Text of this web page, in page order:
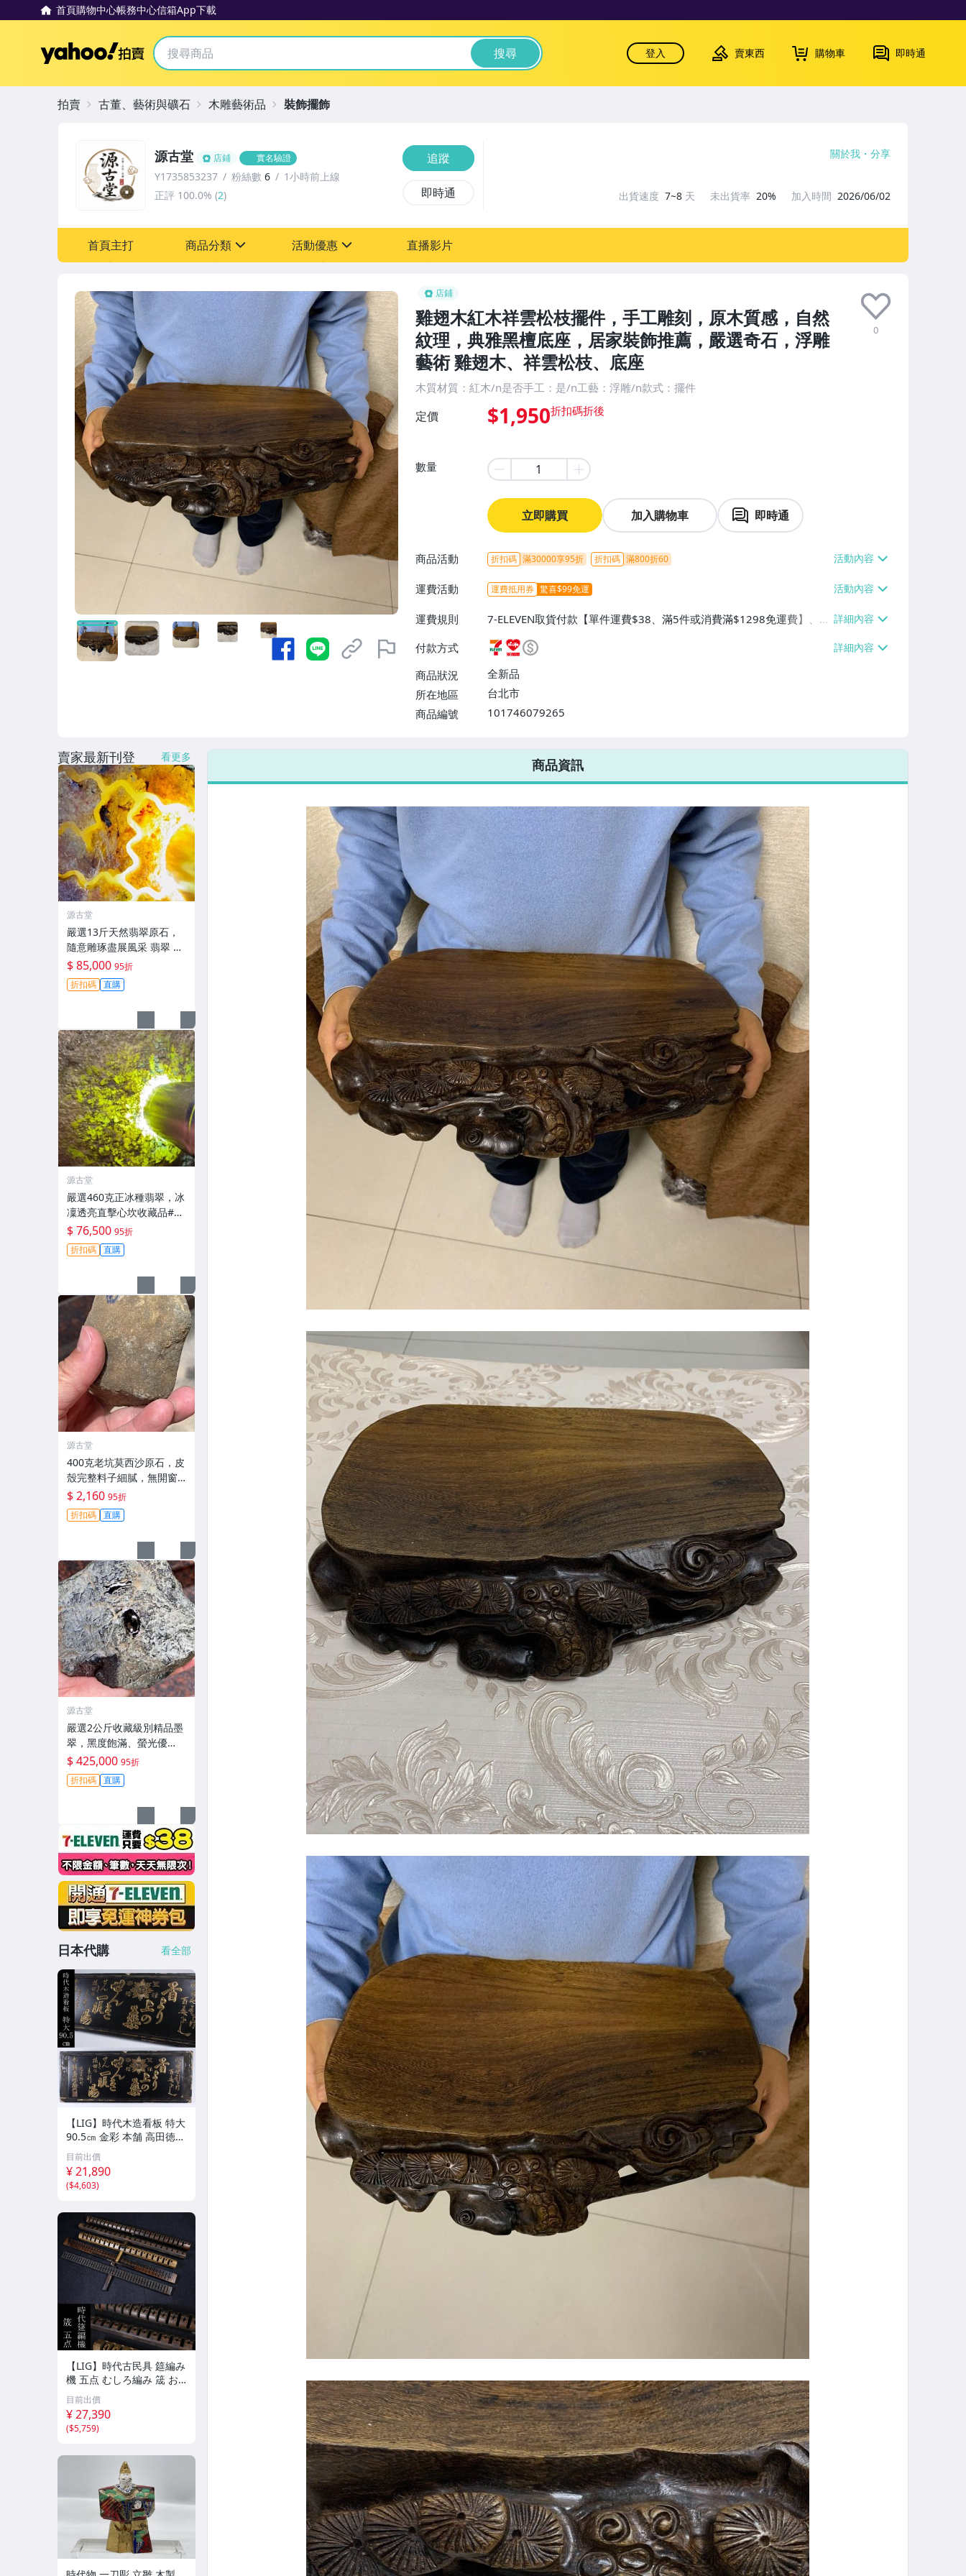
首頁購物中心帳務中心信箱App下載
Yahoo拍賣 搜尋 登入 賣東西 購物車 即時通
店鋪
雞翅木紅木祥雲松枝擺件，手工雕刻，原木質感，自然
紋理，典雅黑檀底座，居家裝飾推薦，嚴選奇石，浮雕
藝術 雞翅木、祥雲松枝、底座
0
木質材質：紅木/n是否手工：是/n工藝：浮雕/n款式：擺件
定價 $1,950
數量
立即購買 加入購物車 即時通
商品活動 折扣碼 滿30000享95折 折扣碼 滿800折60
運費活動 運費抵用券 驚喜$99免運
運費規則
7-ELEVEN取貨付款【單件運費$38、滿5件或消費滿$1298免運費】、7-
ELEVEN取貨不付款【免運費】、萊爾富取貨付款【單件運費$60、滿5件
或消費滿$1298免運費】、宅配/貨運【單件運費$120、滿5件或消費滿
$1598免運費】
付款方式
商品狀況
全新品
所在地區
台北市
商品編號
101746079265
7-ELEVEN 運費只要38元
不限金額、筆數，筆筆優惠無限次！
源古堂 店鋪 實名驗證
Y1735853237 粉絲數 6
1小時前上線
正評 100.0% (2)
追蹤
即時通
關於我 分享
出貨速度 7~8 天 未出貨率 20% 加入時間 2026/06/02
首頁主打 商品分類 活動優惠
[全店] 粉絲專享
直播影片
拍賣 古董、藝術與礦石 木雕藝術品 裝飾擺飾
商品資訊
賣家最新刊登 看更多
源古堂
嚴選13斤天然翡翠原石，
隨意雕琢盡展風采 翡翠 原
石 雕刻
$ 85,000 95折
折扣碼 直購
源古堂
嚴選460克正冰種翡翠，冰
凜透亮直擊心坎收藏品#翡
翠 #天然翡翠 #A貨翡翠玉
石
$ 76,500 95折
折扣碼 直購
源古堂
400克老坑莫西沙原石，皮
殼完整料子細膩，無開窗
工藝原礦，適合手鐲及掛
件製作。嚴選天然A貨翡
翠。 老坑翡翠 手鐲 掛件
$ 2,160 95折
折扣碼 直購
源古堂
嚴選2公斤收藏級別精品墨
翠，黑度飽滿、螢光優
異，直擊心坎的絕版好物
翡翠 珍貴玉石 天然翡翠
$ 425,000 95折
折扣碼 直購
日本代購 看全部
【LIG】時代木造看板 特大
90.5㎝ 金彩 本舗 高田徳左
衛門 古美術品 2606.676
目前出價
¥ 21,890
($4,603)
【LIG】時代古民具 筵編み
機 五点 むしろ編み 筬 お
さ 農具 古道具 2604.458
目前出價
¥ 27,390
($5,759)